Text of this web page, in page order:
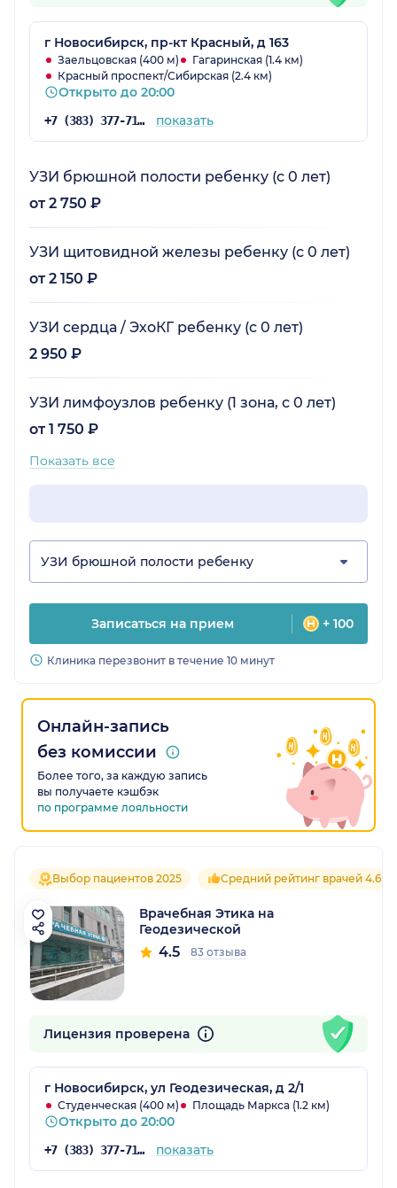
г Новосибирск, пр-кт Красный, д 163
Заельцовская (400 м)
Гагаринская (1.4 км)
Красный проспект/Сибирская (2.4 км)
Открыто до 20:00
+7 (383) 377-71-94 показать
УЗИ брюшной полости ребенку (с 0 лет)
от 2 750 ₽
УЗИ щитовидной железы ребенку (с 0 лет)
от 2 150 ₽
УЗИ сердца / ЭхоКГ ребенку (с 0 лет)
2 950 ₽
УЗИ лимфоузлов ребенку (1 зона, с 0 лет)
от 1 750 ₽
Показать все
УЗИ брюшной полости ребенку
Записаться на прием + 100
Клиника перезвонит в течение 10 минут
Онлайн-запись
без комиссии
Более того, за каждую запись
вы получаете кэшбэк
по программе лояльности
Выбор пациентов 2025 Средний рейтинг врачей 4.6
Врачебная Этика на
Геодезической
4.5 83 отзыва
Лицензия проверена
г Новосибирск, ул Геодезическая, д 2/1
Студенческая (400 м) Площадь Маркса (1.2 км)
Открыто до 20:00
+7 (383) 377-71-94 показать